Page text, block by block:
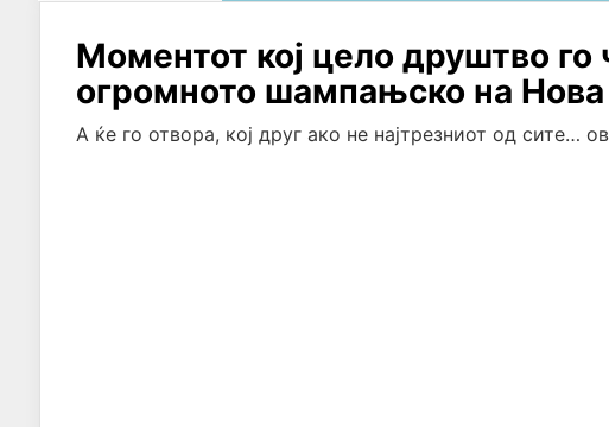
Моментот кој цело друштво
огромното шампањско на Нова
А ќе го отвора, кој друг ако не најтрезниот од сите…